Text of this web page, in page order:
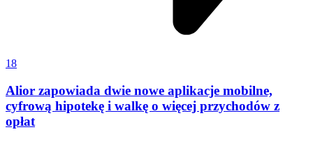
18
Alior zapowiada dwie nowe aplikacje mobilne,
cyfrową hipotekę i walkę o więcej przychodów z
opłat